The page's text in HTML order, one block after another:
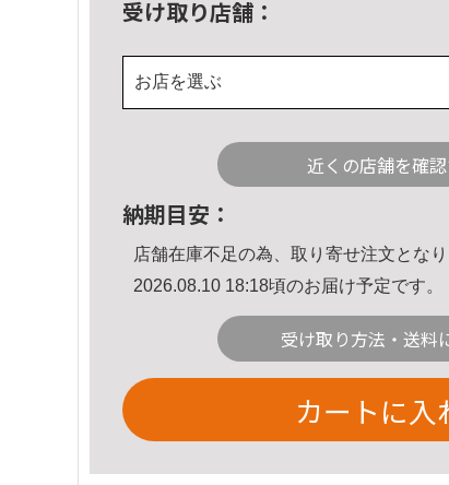
受け取り店舗：
お店を選ぶ
近くの店舗を確
納期目安：
店舗在庫不足の為、取り寄せ注文となり
2026.08.10 18:18頃のお届け予定です。
受け取り方法・送料
カートに入